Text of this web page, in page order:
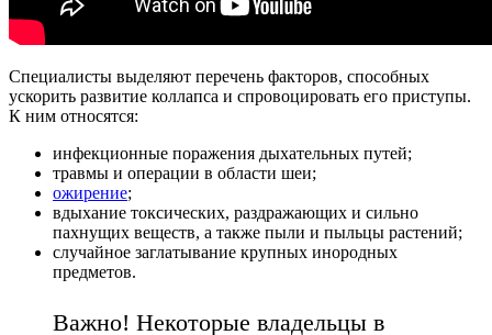
Специалисты выделяют перечень факторов, способных
ускорить развитие коллапса и спровоцировать его приступы.
К ним относятся:
инфекционные поражения дыхательных путей;
травмы и операции в области шеи;
ожирение;
вдыхание токсических, раздражающих и сильно
пахнущих веществ, а также пыли и пыльцы растений;
случайное заглатывание крупных инородных
предметов.
Важно! Некоторые владельцы в